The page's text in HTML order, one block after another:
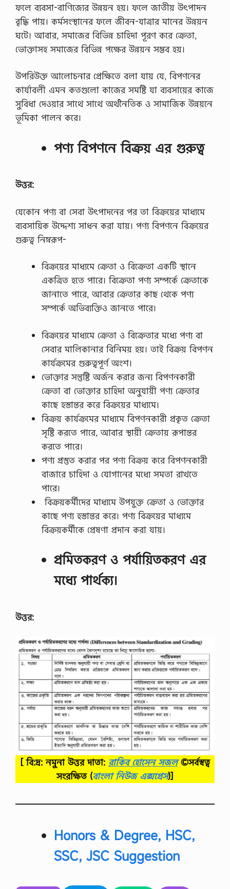
ফলে ব্যবসা-বাণিজ্যের উন্নয়ন হয়। ফলে জাতীয় উৎপাদন
বৃদ্ধি পায়। কর্মসংস্থানের ফলে জীবন-যাত্রার মানের উন্নয়ন
ঘটে। আবার, সমাজের বিভিন্ন চাহিদা পূরণ করে ক্রেতা,
ভোক্তাসহ সমাজের বিভিন্ন পক্ষের উন্নয়ন সম্ভব হয়।
উপরিউক্ত আলোচনার প্রেক্ষিতে বলা যায় যে, বিপণনের
কার্যাবলী এমন কতগুলো কাজের সমষ্টি যা ব্যবসায়ের কাজে
সুবিধা দেওয়ার সাথে সাথে অর্থনৈতিক ও সামাজিক উন্নয়নে
ভূমিকা পালন করে।
পণ্য বিপণনে বিক্রয় এর গুরুত্ব
উত্তর:
যেকোন পণ্য বা সেবা উৎপাদনের পর তা বিক্রয়ের মাধ্যমে
ব্যবসায়িক উদ্দেশ্য সাধন করা যায়। পণ্য বিপণনে বিক্রয়ের
গুরুত্ব নিম্নরূপ-
বিক্রয়ের মাধ্যমে ক্রেতা ও বিক্রেতা একটি স্থানে
একত্রিত হতে পারে। বিক্রেতা পণ্য সম্পর্কে ক্রেতাকে
জানাতে পারে, আবার ক্রেতার কাছ থেকে পণ্য
সম্পর্কে অভিব্যক্তিও জানতে পারে।
বিক্রয়ের মাধ্যমে ক্রেতা ও বিক্রেতার মধ্যে পণ্য বা
সেবার মালিকানার বিনিময় হয়। তাই বিক্রয় বিপণন
কার্যক্রমের গুরুত্বপূর্ণ অংশ।
ভোক্তার সন্তুষ্টি অর্জন করার জন্য বিপণনকারী
ক্রেতা বা ভোক্তার চাহিদা অনুযায়ী পণ্য ক্রেতার
কাছে হস্তান্তর করে বিক্রয়ের মাধ্যমে।
বিক্রয় কার্যক্রমের মাধ্যমে বিপণনকারী প্রকৃত ক্রেতা
সৃষ্টি করতে পারে, আবার স্থায়ী ক্রেতায় রূপান্তর
করতে পারে।
পণ্য প্রস্তুত করার পর পণ্য বিক্রয় করে বিপণনকারী
বাজারে চাহিদা ও যোগানের মধ্যে সমতা রাখতে
পারে।
বিক্রয়কর্মীদের মাধ্যমে উপযুক্ত ক্রেতা ও ভোক্তার
কাছে পণ্য হস্তান্তর করে। পণ্য বিক্রয়ের মাধ্যমে
বিক্রয়কর্মীকে প্রেষণা প্রদান করা যায়।
প্রমিতকরণ ও পর্যায়িতকরণ এর
মধ্যে পার্থক্য।
উত্তর:
[ বি:দ্র: নমুনা উত্তর দাতা: রাকিব হোসেন সজল ©সর্বস্বত্ব
সংরক্ষিত (বাংলা নিউজ এক্সপ্রেস)]
Honors & Degree, HSC,
SSC, JSC Suggestion